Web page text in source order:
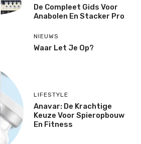
De Compleet Gids Voor
Anabolen En Stacker Pro
NIEUWS
Waar Let Je Op?
LIFESTYLE
Anavar: De Krachtige
Keuze Voor Spieropbouw
En Fitness